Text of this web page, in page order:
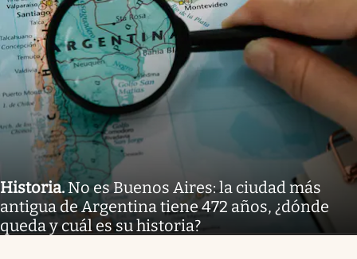
Historia. No es Buenos Aires: la ciudad más
antigua de Argentina tiene 472 años, ¿dónde
queda y cuál es su historia?